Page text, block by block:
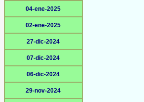
04-ene-2025
02-ene-2025
27-dic-2024
07-dic-2024
06-dic-2024
29-nov-2024